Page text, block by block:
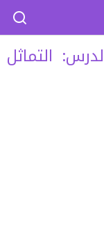
لدرس: التماثل